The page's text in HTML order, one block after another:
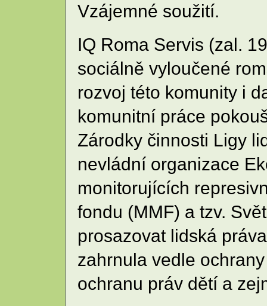
Vzájemné soužití.
IQ Roma Servis (zal.
sociálně vyloučené
rozvoj této komunity i
komunitní práce
Zárodky činnosti Ligy
nevládní organizace
monitorujících
fondu (MMF) a tzv.
prosazovat lidská
zahrnula vedle
ochranu práv dětí a